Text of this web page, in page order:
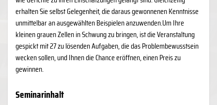
erhalten Sie selbst Gelegenheit, die daraus gewonnenen Kenntnisse
unmittelbar an ausgewählten Beispielen anzuwenden.Um Ihre
kleinen grauen Zellen in Schwung zu bringen, ist die Veranstaltung
gespickt mit 27 zu lösenden Aufgaben, die das Problembewusstsein
wecken sollen, und Ihnen die Chance eröffnen, einen Preis zu
gewinnen.
Seminarinhalt